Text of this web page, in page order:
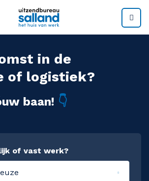
in de
of logistiek?
baan! 👇
of vast werk?